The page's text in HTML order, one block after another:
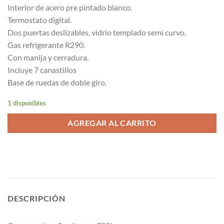
Interior de acero pre pintado blanco.
Termostato digital.
Dos puertas deslizables, vidrio templado semi curvo.
Gas refrigerante R290.
Con manija y cerradura.
Incluye 7 canastillos
Base de ruedas de doble giro.
1 disponibles
AGREGAR AL CARRITO
DESCRIPCIÓN